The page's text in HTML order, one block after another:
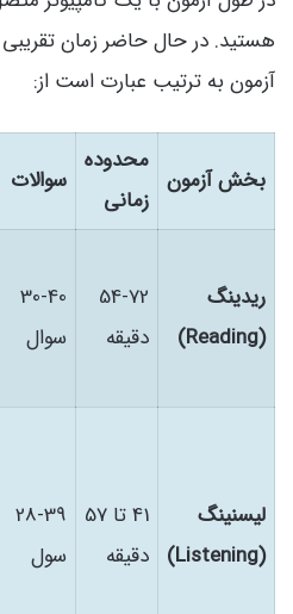
هستید. در حال حاضر زمان
آزمون به ترتیب عبارت است از:
بخش آزمون
محدوده
زمانی
سوالات
ریدینگ
(Reading)
54-72
دقیقه
30-40
سوال
لیسنینگ
(Listening)
41 تا 57
دقیقه
28-39
سول